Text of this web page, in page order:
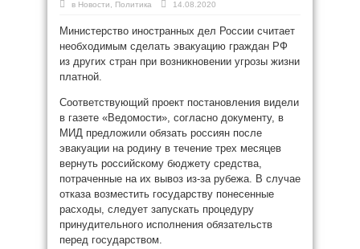
в Новости Политика 14.08.2020
Министерство иностранных дел России считает
необходимым сделать эвакуацию граждан РФ
из других стран при возникновении угрозы жизни
платной.
Соответствующий проект постановления видели
в газете «Ведомости», согласно документу, в
МИД предложили обязать россиян после
эвакуации на родину в течение трех месяцев
вернуть российскому бюджету средства,
потраченные на их вывоз из-за рубежа. В случае
отказа возместить государству понесенные
расходы, следует запускать процедуру
принудительного исполнения обязательств
перед государством.